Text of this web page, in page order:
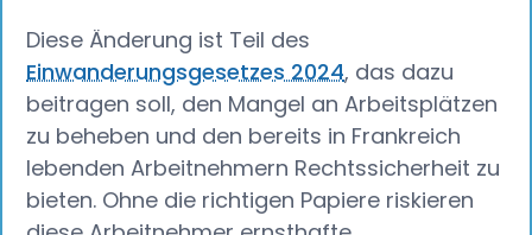
Diese Änderung ist Teil des
Einwanderungsgesetzes 2024, das dazu
beitragen soll, den Mangel an Arbeitsplätzen
zu beheben und den bereits in Frankreich
lebenden Arbeitnehmern Rechtssicherheit zu
bieten. Ohne die richtigen Papiere riskieren